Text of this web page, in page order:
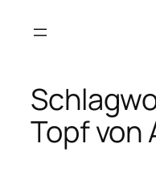
Inhalt
Topf von